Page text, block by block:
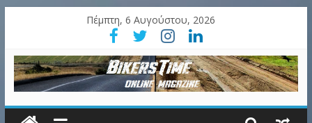
Πέμπτη, 6 Αυγούστου, 2026